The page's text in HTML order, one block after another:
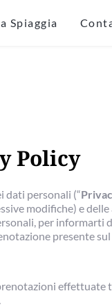
Spiaggia
Policy
dati personali (“
modifiche) e
per
presente